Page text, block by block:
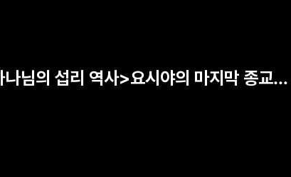
님의 섭리 역사>요시야의 마지막 종교